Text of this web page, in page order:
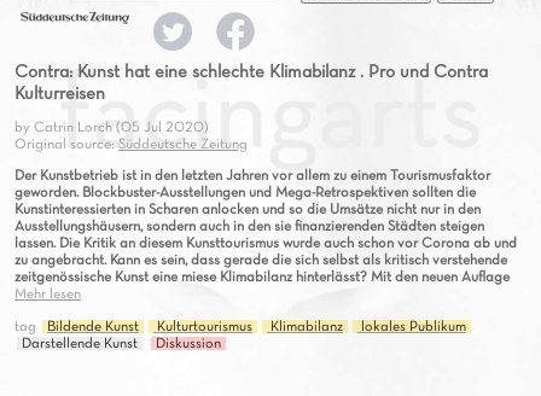
Contra: Kunst hat eine schlechte Klimabilanz . Pro und Contra
Kulturreisen
by Catrin Lorch (05 Jul 2020)
Original source: Süddeutsche Zeitung
Der Kunstbetrieb ist in den letzten Jahren vor allem zu einem Tourismusfaktor
geworden. Blockbuster-Ausstellungen und Mega-Retrospektiven sollten die
Kunstinteressierten in Scharen anlocken und so die Umsätze nicht nur in den
Ausstellungshäusern, sondern auch in den sie finanzierenden Städten steigen
lassen. Die Kritik an diesem Kunsttourismus wurde auch schon vor Corona ab und
zu angebracht. Kann es sein, dass gerade die sich selbst als kritisch verstehende
zeitgenössische Kunst eine miese Klimabilanz hinterlässt? Mit den neuen Auflage
Mehr lesen
tag Bildende Kunst Kulturtourismus Klimabilanz
lokales Publikum
Darstellende Kunst
Diskussion